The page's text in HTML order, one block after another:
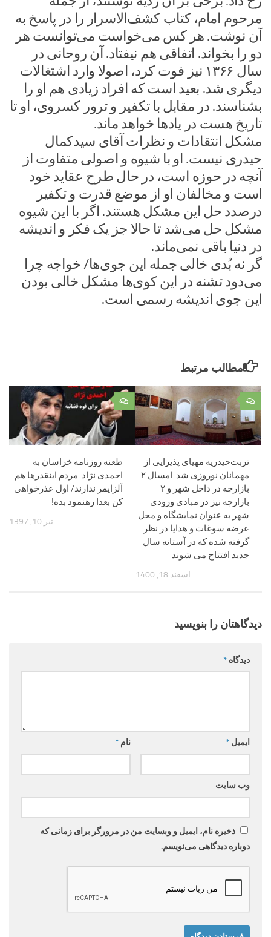
مرحوم امام، کتاب کشف‌الاسرار را در پاسخ به
آن نوشت. هر کس می‌خواست می‌توانست هر
دو را بخواند. اتفاقی هم نیفتاد. آن روحانی در
سال ۱۳۶۶ نیز فوت کرد، اصولا وارد اشتغالات
دیگری شد. بعید است که افراد زیادی هم او را
بشناسند. در مقابل با تکفیر و ترور کسروی، او تا
تاریخ هست در یادها خواهد ماند.
مشکل انتقادات و نظرات آقای سیدکمال
حیدری نیست. او با شیوه و اصولی متفاوت از
آنچه در حوزه است، در حال طرح عقاید خود
است و مخالفان او از موضع قدرت و تکفیر
درصدد حل این مشکل هستند. اگر با این شیوه
مشکل حل می‌شد تا حالا جز یک فکر و اندیشه
در دنیا باقی نمی‌ماند.
گر نه بُدی خالی جمله این جوی‌ها/ خواجه چرا
می‌دود تشنه در این کوی‌ها مشکل خالی بودن
این جوی اندیشه رسمی است.
مطالب مرتبط
۰
طعنه روزنامه خراسان به
احمدی نژاد: مردم اینقدرها هم
آلزایمر ندارند/ اول عذرخواهی
کن بعدا رهنمود بده!
تیر 10, 1397
۰
تربت‌حیدریه مهیای پذیرایی از
مهمانان نوروزی شد: امسال ۲
بازارچه در داخل شهر و ۲
بازارچه نیز در مبادی ورودی
شهر به عنوان نمایشگاه و محل
عرضه سوغات و هدایا در نظر
گرفته شده که در آستانه سال
جدید افتتاح می شوند
اسفند 18, 1400
دیدگاهتان را بنویسید
دیدگاه *
نام * ایمیل *
وب‌ سایت
ذخیره نام، ایمیل و وبسایت من در مرورگر برای زمانی که
دوباره دیدگاهی می‌نویسم.